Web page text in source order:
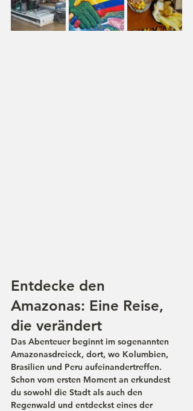
Entdecke den
Amazonas: Eine Reise,
die verändert
Das Abenteuer beginnt im sogenannten
Amazonasdreieck, dort, wo Kolumbien,
Brasilien und Peru aufeinandertreffen.
Schon vom ersten Moment an erkundest
du sowohl die Stadt als auch den
Regenwald und entdeckst eines der